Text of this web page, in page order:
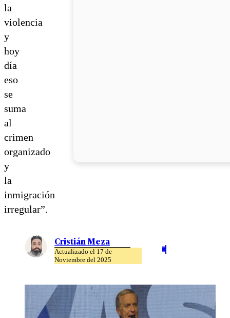
la
violencia
y
hoy
día
eso
se
suma
al
crimen
organizado
y
la
inmigración
irregular”.
Cristián Meza
Actualizado el 17 de
Noviembre del 2025